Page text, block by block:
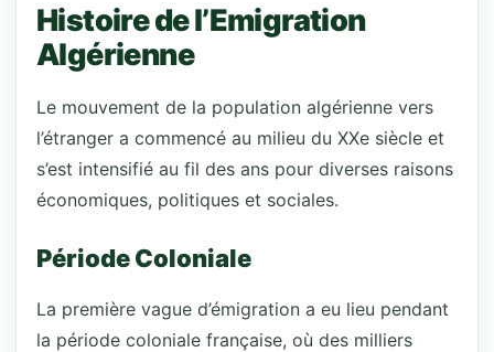
Histoire de l’Emigration
Algérienne
Le mouvement de la population algérienne vers
l’étranger a commencé au milieu du XXe siècle et
s’est intensifié au fil des ans pour diverses raisons
économiques, politiques et sociales.
Période Coloniale
La première vague d’émigration a eu lieu pendant
la période coloniale française, où des milliers